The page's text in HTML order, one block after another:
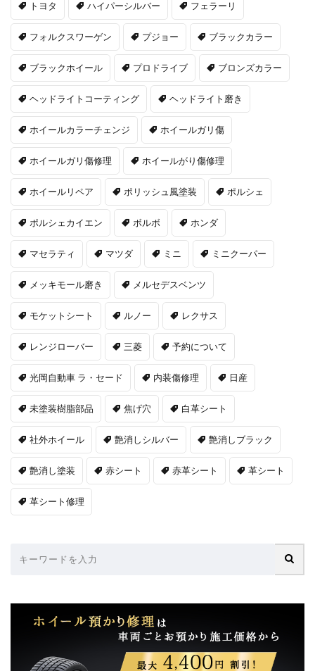
トヨタ ハイパーシルバー フェラーリ
フォルクスワーゲン プジョー ブラックカラー
ブラックホイール プロドライブ ブロンズカラー
ヘッドライトコーティング ヘッドライト磨き
ホイールカラーチェンジ ホイールガリ傷
ホイールガリ傷修理 ホイールがり傷修理
ホイールリペア ポリッシュ風塗装 ポルシェ
ポルシェカイエン ボルボ ホンダ
マセラティ マツダ ミニ ミニクーパー
メッキモール磨き メルセデスベンツ
モケットシート ルノー レクサス
レンジローバー 三菱 予約について
光岡自動車 ラ・セード 内装傷修理 日産
未塗装樹脂部品 焦げ穴 白革シート
社外ホイール 艶消しシルバー 艶消しブラック
艶消し塗装 赤シート 赤革シート 革シート
革シート修理